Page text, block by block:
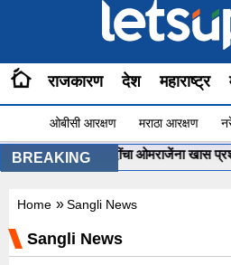
राजकारण देश महाराष्ट्र
ओबीसी आरक्षण मराठा आरक्षण
BREAKING
ना?”, PM मोदींचा ओमराजेंना खास प्रश्न;
Home »Sangli News
Sangli News